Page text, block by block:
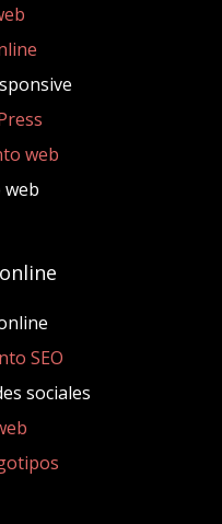
web
SEO
sociales